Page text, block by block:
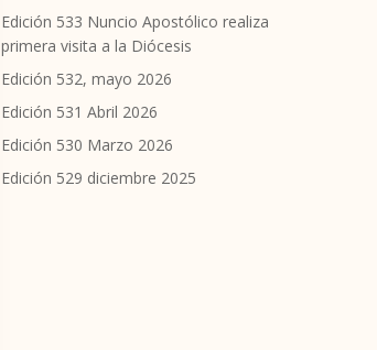
Edición 533 Nuncio Apostólico realiza
primera visita a la Diócesis
Edición 532, mayo 2026
Edición 531 Abril 2026
Edición 530 Marzo 2026
Edición 529 diciembre 2025